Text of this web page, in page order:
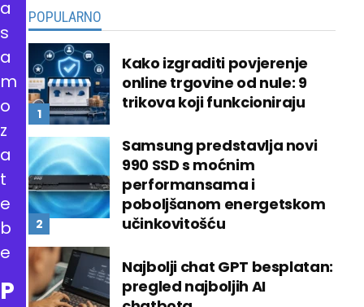
POPULARNO
Kako izgraditi povjerenje
online trgovine od nule: 9
trikova koji funkcioniraju
Samsung predstavlja novi
990 SSD s moćnim
performansama i
poboljšanom energetskom
učinkovitošću
Najbolji chat GPT besplatan:
pregled najboljih AI
a
s
a
m
o
z
a
t
e
b
e
P